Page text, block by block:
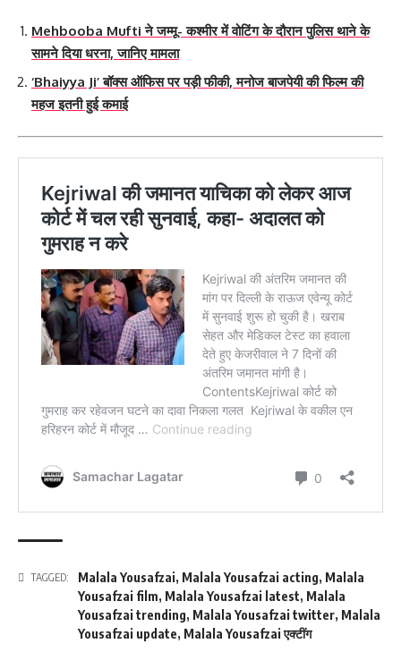
Mehbooba Mufti ने जम्मू- कश्मीर में वोटिंग के दौरान पुलिस थाने के
सामने दिया धरना, जानिए मामला
‘Bhaiyya Ji’ बॉक्स ऑफिस पर पड़ी फीकी, मनोज बाजपेयी की फिल्म की
महज इतनी हुई कमाई
TAGGED: Malala Yousafzai, Malala Yousafzai acting, Malala
Yousafzai film, Malala Yousafzai latest, Malala
Yousafzai trending, Malala Yousafzai twitter, Malala
Yousafzai update, Malala Yousafzai एक्टींग